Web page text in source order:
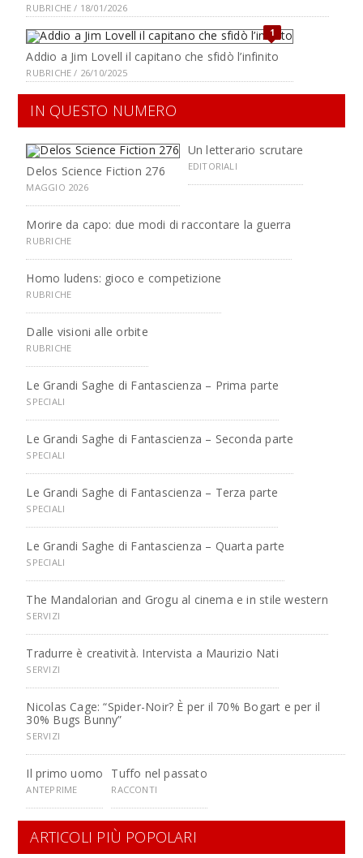
RUBRICHE / 18/01/2026
1
Addio a Jim Lovell il capitano che sfidò l’infinito
RUBRICHE / 26/10/2025
IN QUESTO NUMERO
Delos Science Fiction 276
MAGGIO 2026
Un letterario scrutare
EDITORIALI
Morire da capo: due modi di raccontare la guerra
RUBRICHE
Homo ludens: gioco e competizione
RUBRICHE
Dalle visioni alle orbite
RUBRICHE
Le Grandi Saghe di Fantascienza – Prima parte
SPECIALI
Le Grandi Saghe di Fantascienza – Seconda parte
SPECIALI
Le Grandi Saghe di Fantascienza – Terza parte
SPECIALI
Le Grandi Saghe di Fantascienza – Quarta parte
SPECIALI
The Mandalorian and Grogu al cinema e in stile western
SERVIZI
Tradurre è creatività. Intervista a Maurizio Nati
SERVIZI
Nicolas Cage: “Spider-Noir? È per il 70% Bogart e per il
30% Bugs Bunny”
SERVIZI
Il primo uomo
ANTEPRIME
Tuffo nel passato
RACCONTI
ARTICOLI PIÙ POPOLARI